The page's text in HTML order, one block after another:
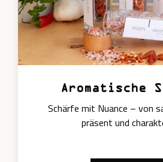
Aromatische
Schärfe mit Nuance – von
präsent und